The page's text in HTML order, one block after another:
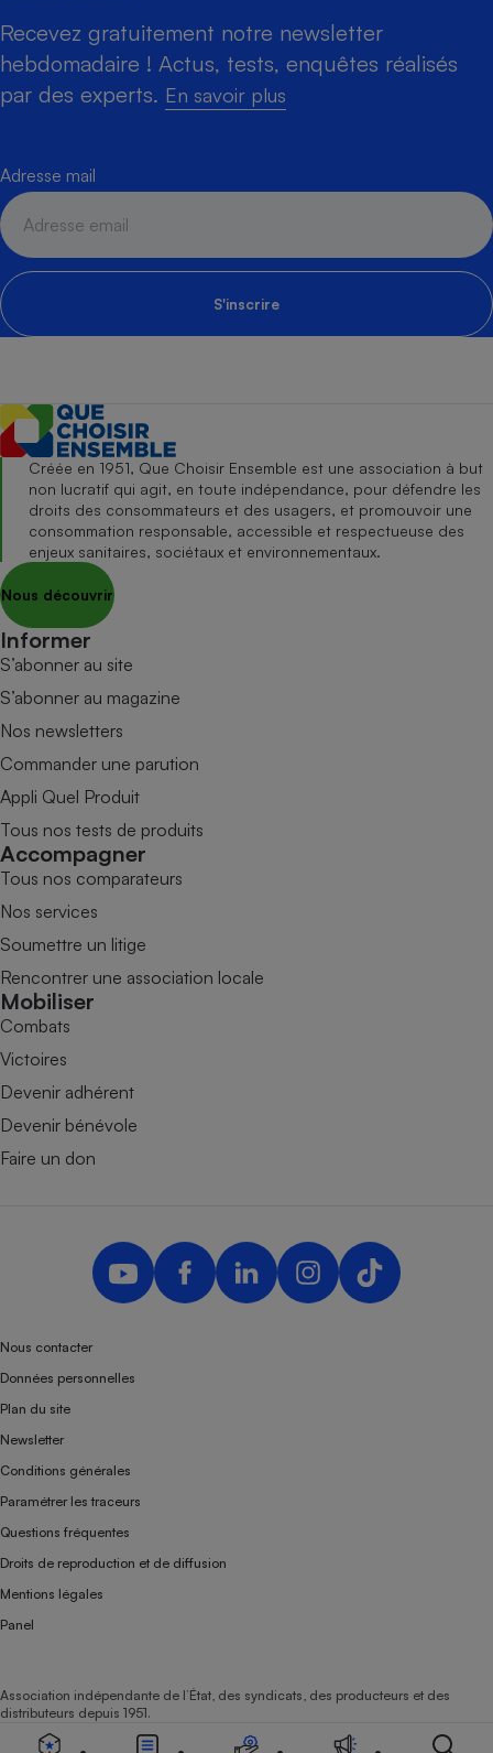
Recevez gratuitement notre newsletter
hebdomadaire ! Actus, tests, enquêtes réalisés
par des experts. En savoir plus
Adresse mail
S'inscrire
Créée en 1951, Que Choisir Ensemble est une association à but
non lucratif qui agit, en toute indépendance, pour défendre les
droits des consommateurs et des usagers, et promouvoir une
consommation responsable, accessible et respectueuse des
enjeux sanitaires, sociétaux et environnementaux.
Nous découvrir
Informer
S’abonner au site
S’abonner au magazine
Nos newsletters
Commander une parution
Appli Quel Produit
Tous nos tests de produits
Accompagner
Tous nos comparateurs
Nos services
Soumettre un litige
Rencontrer une association locale
Mobiliser
Combats
Victoires
Devenir adhérent
Devenir bénévole
Faire un don
Nous contacter
Données personnelles
Plan du site
Newsletter
Conditions générales
Paramétrer les traceurs
Questions fréquentes
Droits de reproduction et de diffusion
Mentions légales
Panel
Association indépendante de l’État, des syndicats, des producteurs et des
distributeurs depuis 1951.